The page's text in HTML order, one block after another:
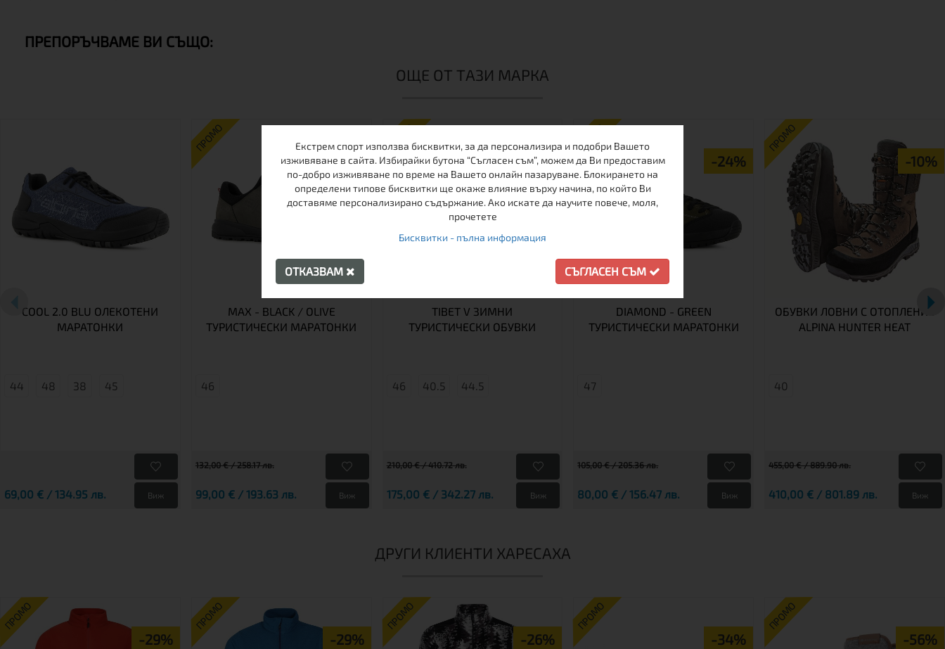
ПРЕПОРЪЧВАМЕ ВИ СЪЩО:
ОЩЕ ОТ ТАЗИ МАРКА
COOL 2.0 BLU ОЛЕКОТЕНИ
МАРАТОНКИ
44 48 38 45
69,00 € / 134.95 лв. Виж
ПРОМО
-25%
MAX - BLACK / OLIVE
ТУРИСТИЧЕСКИ МАРАТОНКИ
46
132,00 € / 258.17 лв.
99,00 € / 193.63 лв. Виж
ПРОМО
-17%
TIBET V ЗИМНИ
ТУРИСТИЧЕСКИ ОБУВКИ
46 40.5 44.5
210,00 € / 410.72 лв.
175,00 € / 342.27 лв. Виж
ПРОМО
-24%
DIAMOND - GREEN
ТУРИСТИЧЕСКИ МАРАТОНКИ
47
105,00 € / 205.36 лв.
80,00 € / 156.47 лв. Виж
ПРОМО
-10%
ОБУВКИ ЛОВНИ С ОТОПЛЕНИЕ
ALPINA HUNTER HEAT
40
455,00 € / 889.90 лв.
410,00 € / 801.89 лв. Виж
ДРУГИ КЛИЕНТИ ХАРЕСАХА
ПРОМО
-29%
ПРОМО
-29%
ПРОМО
-26%
ПРОМО
-34%
ПРОМО
-56%
Екстрем спорт използва бисквитки, за да персонализира и подобри Вашето
изживяване в сайта. Избирайки бутона “Съгласен съм”, можем да Ви предоставим
по-добро изживяване по време на Вашето онлайн пазаруване. Блокирането на
определени типове бисквитки ще окаже влияние върху начина, по който Ви
доставяме персонализирано съдържание. Ако искате да научите повече, моля,
прочетете
Бисквитки - пълна информация
ОТКАЗВАМ СЪГЛАСЕН СЪМ